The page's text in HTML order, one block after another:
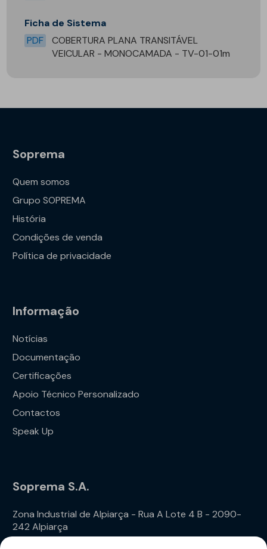
Ficha de Sistema
PDF
COBERTURA PLANA TRANSITÁVEL
VEICULAR - MONOCAMADA - TV-01-01m
Soprema
Quem somos
Grupo SOPREMA
História
Condições de venda
Política de privacidade
Informação
Notícias
Documentação
Certificações
Apoio Técnico Personalizado
Contactos
Speak Up
Soprema S.A.
Zona Industrial de Alpiarça - Rua A Lote 4 B - 2090-
242 Alpiarça